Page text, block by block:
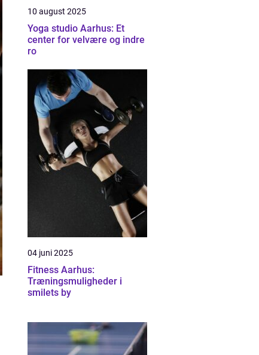
10 august 2025
Yoga studio Aarhus: Et
center for velvære og indre
ro
04 juni 2025
Fitness Aarhus:
Træningsmuligheder i
smilets by